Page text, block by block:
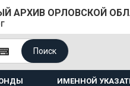
АРХИВ ОРЛОВСКОЙ
Поиск
ИМЕННОЙ